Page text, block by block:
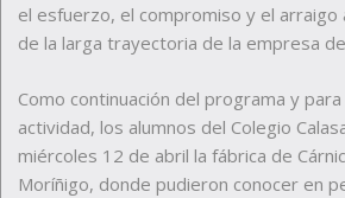
el esfuerzo, el compromiso y el
de la larga trayectoria de la empresa
Como continuación del programa y
actividad, los alumnos del Colegio
miércoles 12 de abril la fábrica de
Moríñigo, donde pudieron conocer en